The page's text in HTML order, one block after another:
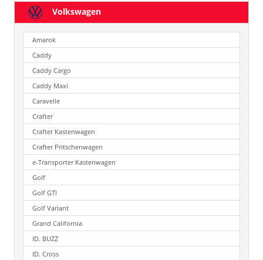
Volkswagen
Amarok
Caddy
Caddy Cargo
Caddy Maxi
Caravelle
Crafter
Crafter Kastenwagen
Crafter Pritschenwagen
e-Transporter Kastenwagen
Golf
Golf GTI
Golf Variant
Grand California
ID. BUZZ
ID. Cross